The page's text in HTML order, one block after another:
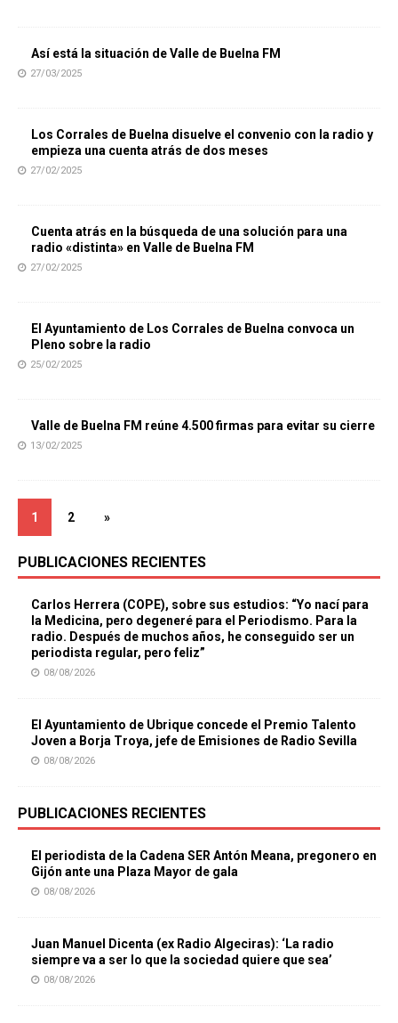
Así está la situación de Valle de Buelna FM
27/03/2025
Los Corrales de Buelna disuelve el convenio con la radio y
empieza una cuenta atrás de dos meses
27/02/2025
Cuenta atrás en la búsqueda de una solución para una
radio «distinta» en Valle de Buelna FM
27/02/2025
El Ayuntamiento de Los Corrales de Buelna convoca un
Pleno sobre la radio
25/02/2025
Valle de Buelna FM reúne 4.500 firmas para evitar su cierre
13/02/2025
1 2 »
PUBLICACIONES RECIENTES
Carlos Herrera (COPE), sobre sus estudios: “Yo nací para
la Medicina, pero degeneré para el Periodismo. Para la
radio. Después de muchos años, he conseguido ser un
periodista regular, pero feliz”
08/08/2026
El Ayuntamiento de Ubrique concede el Premio Talento
Joven a Borja Troya, jefe de Emisiones de Radio Sevilla
08/08/2026
PUBLICACIONES RECIENTES
El periodista de la Cadena SER Antón Meana, pregonero en
Gijón ante una Plaza Mayor de gala
08/08/2026
Juan Manuel Dicenta (ex Radio Algeciras): ‘La radio
siempre va a ser lo que la sociedad quiere que sea’
08/08/2026